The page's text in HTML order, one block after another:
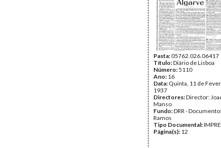
Pasta:05762.026.06417
Título:Diário de Lisboa
Número:5110
Ano: 16
Data: Quinta, 11 de
1937
Directores:Director:
Manso
Fundo:DRR -
Ramos
Tipo Documental:
Página(s): 12